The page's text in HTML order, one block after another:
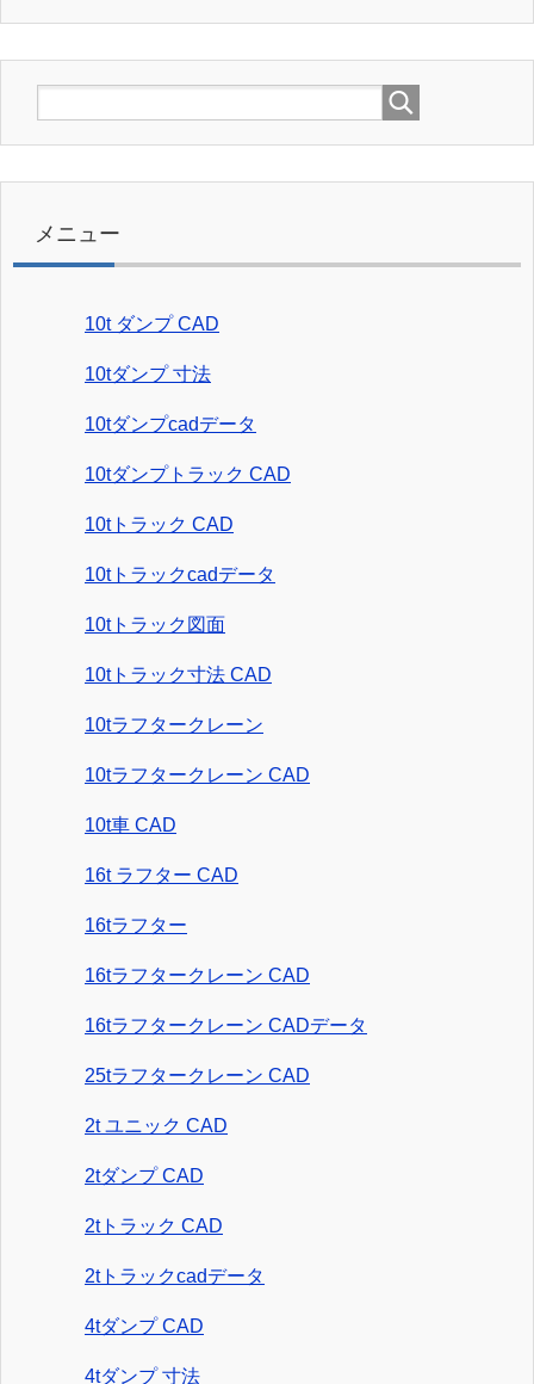
メニュー
10t ダンプ CAD
10tダンプ 寸法
10tダンプcadデータ
10tダンプトラック CAD
10tトラック CAD
10tトラックcadデータ
10tトラック図面
10tトラック寸法 CAD
10tラフタークレーン
10tラフタークレーン CAD
10t車 CAD
16t ラフター CAD
16tラフター
16tラフタークレーン CAD
16tラフタークレーン CADデータ
25tラフタークレーン CAD
2t ユニック CAD
2tダンプ CAD
2tトラック CAD
2tトラックcadデータ
4tダンプ CAD
4tダンプ 寸法